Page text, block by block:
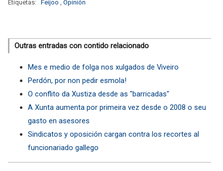
Etiquetas: Feijoo , Opinión
Outras entradas con contido relacionado
Mes e medio de folga nos xulgados de Viveiro
Perdón, por non pedir esmola!
O conflito da Xustiza desde as "barricadas"
A Xunta aumenta por primeira vez desde o 2008 o seu
gasto en asesores
Sindicatos y oposición cargan contra los recortes al
funcionariado gallego